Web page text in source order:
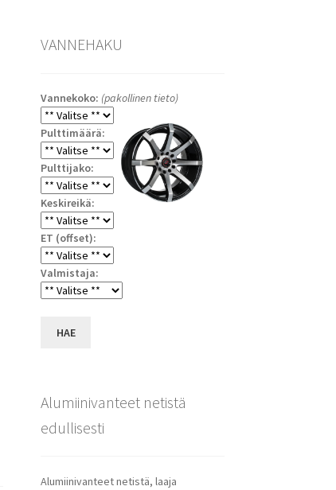
VANNEHAKU
Vannekoko: (pakollinen tieto)
Pulttimäärä:
Pulttijako:
Keskireikä:
ET (offset):
Valmistaja:
HAE
Alumiinivanteet netistä
edullisesti
Alumiinivanteet netistä, laaja